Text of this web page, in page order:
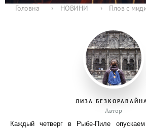
Головна › НОВИНИ › Плов с
ЛИЗА
Автор
Каждый четверг в Рыбе-Пиле